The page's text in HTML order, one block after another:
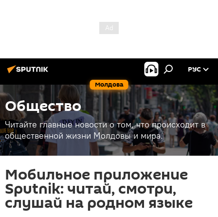
Молдова
РУС
Общество
Читайте главные новости о том, что происходит в
общественной жизни Молдовы и мира.
Мобильное приложение
Sputnik: читай, смотри,
слушай на родном языке